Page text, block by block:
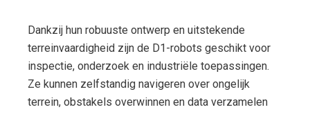
Dankzij hun robuuste ontwerp en uitstekende
terreinvaardigheid zijn de D1-robots geschikt voor
inspectie, onderzoek en industriële toepassingen.
Ze kunnen zelfstandig navigeren over ongelijk
terrein, obstakels overwinnen en data verzamelen